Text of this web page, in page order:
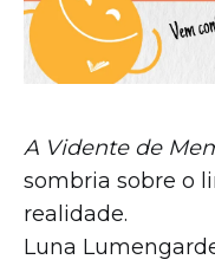
A Vidente de
sombria sobre o
realidade.
Luna